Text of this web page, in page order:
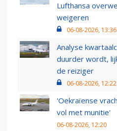
Lufthansa
weigeren
06-08-2026, 13:36
Analyse
duurder wordt,
de reiziger
06-08-2026, 12:22
'Oekraïense
vol met munitie'
06-08-2026, 12:20